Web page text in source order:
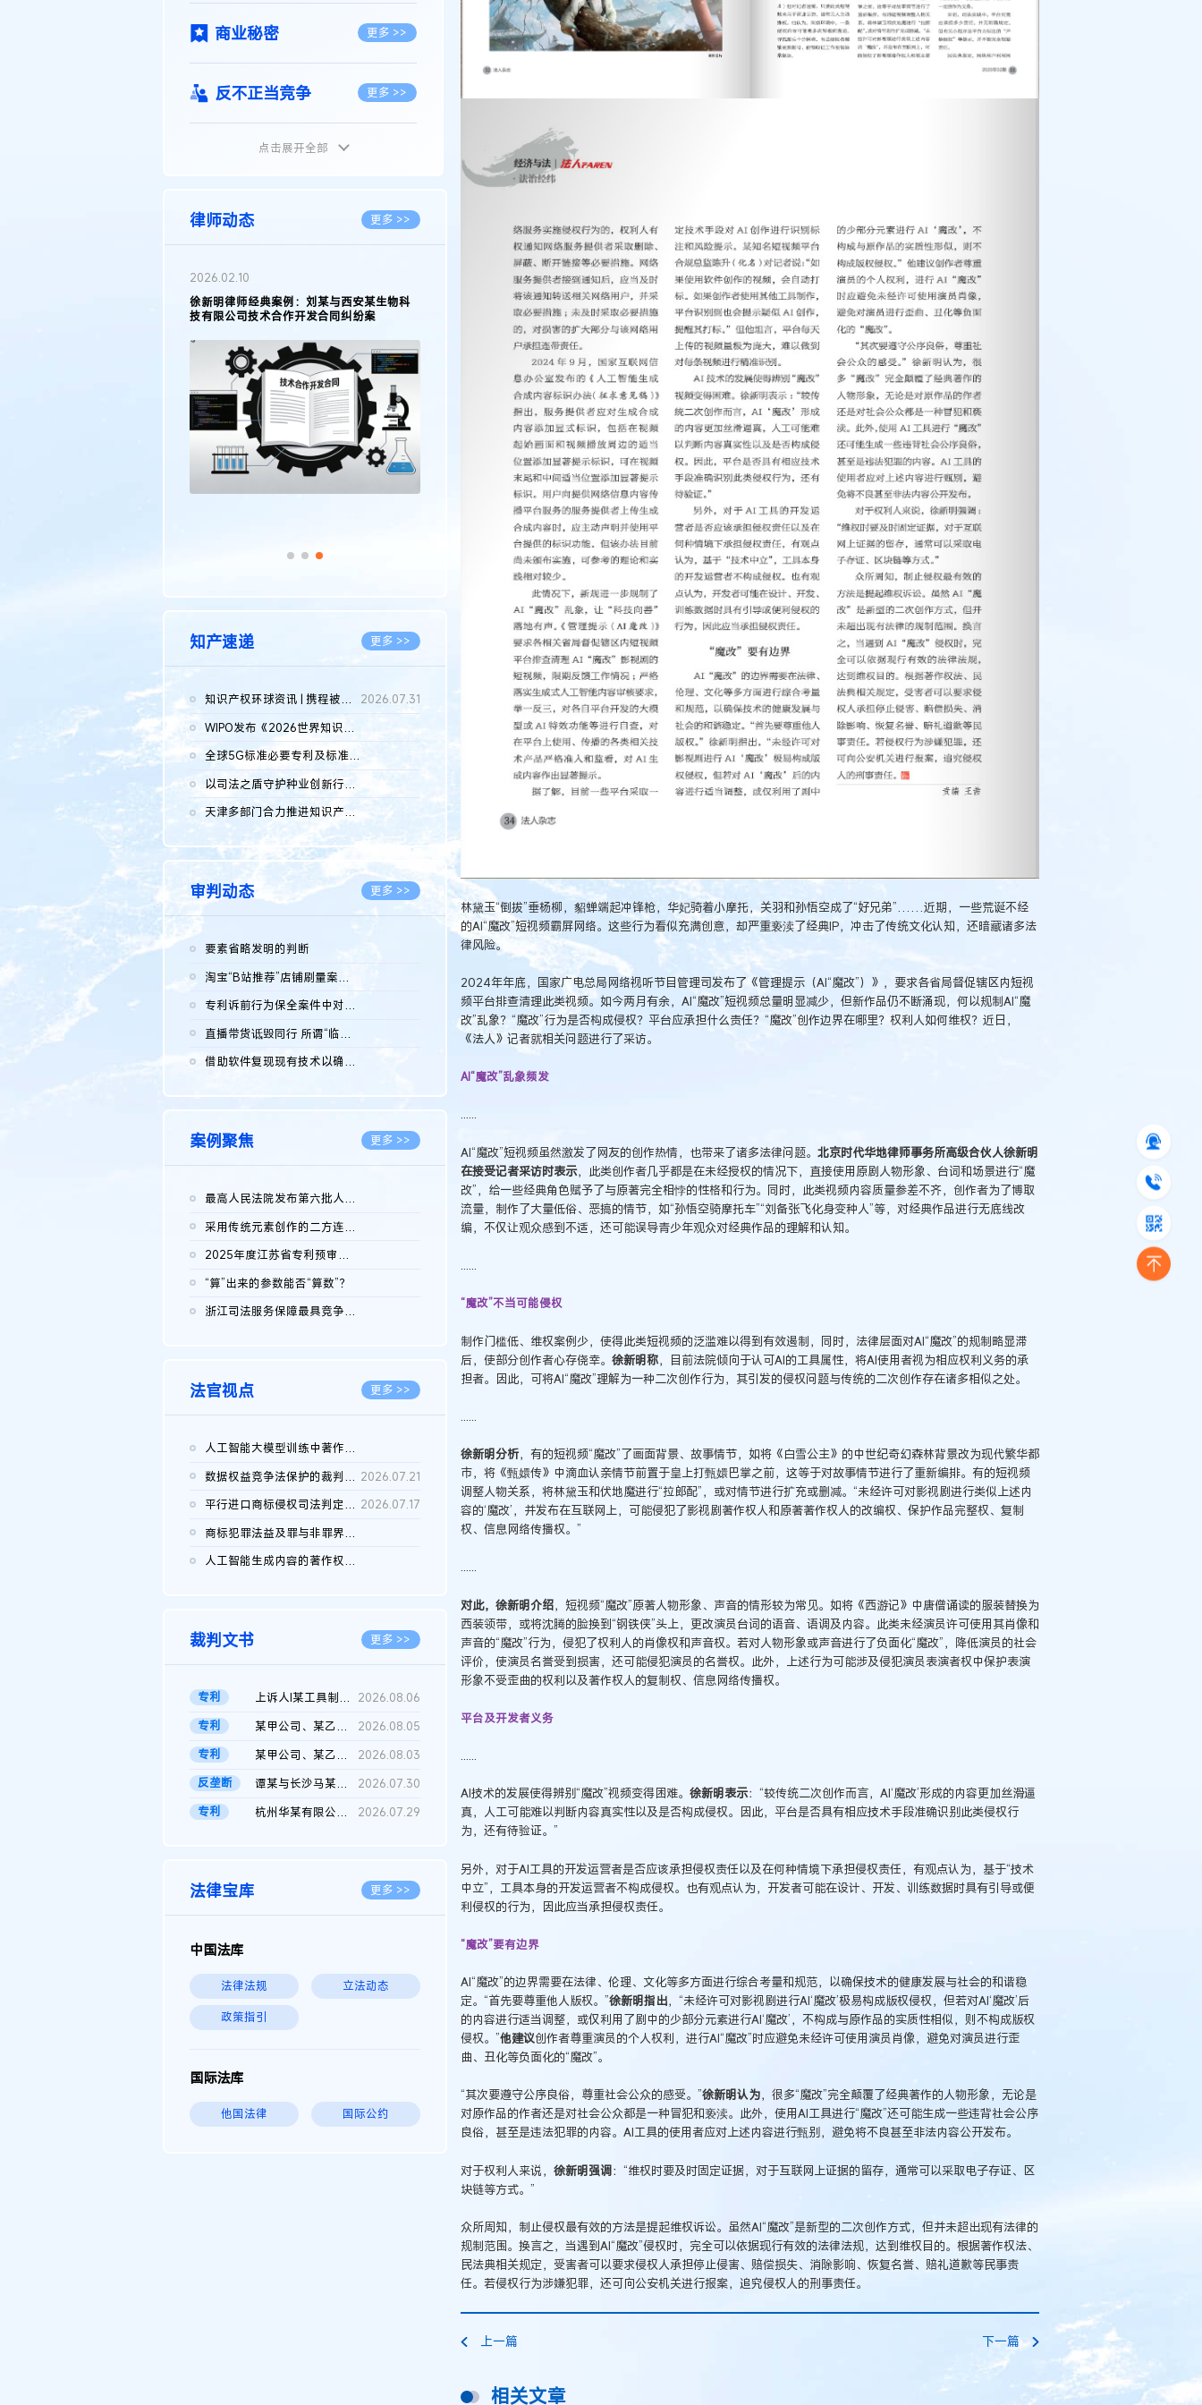
商业秘密 更多 >>
反不正当竞争 更多 >>
植物新品种
地理标志 更多 >>
集成电路布图设计
传统文化 更多 >>
点击展开全部
律师动态 更多 >>
2026.05.11
徐新明律师接受《天津日报》采访：解读
2025年度天津市专利行政保护案例
著名知识产权律师徐新明接受《中国经营
报》采访：技术革新下知识产权保护面临新
2026.02.10
徐新明律师经典案例：刘某与西安某生物科
技有限公司技术合作开发合同纠纷案
知产速递 更多 >>
知识产权环球资讯 | 携程被市监总局罚51.79亿；瑞幸泰国商标案上...
2026.07.31
WIPO发布《2026世界知识产权报告》 含报告全文
全球5G标准必要专利及标准提案研究报告（2026年）全文发布
以司法之盾守护种业创新行稳致远
2026.08.05
天津多部门合力推进知识产权保护工作
2026.08.05
审判动态 更多 >>
要素省略发明的判断
淘宝“B站推荐”店铺刷量案维持原判，两被告连带赔偿150万元
专利诉前行为保全案件中对仿制药申请人曾作出三类声明的考量及违...
直播带货诋毁同行 所谓“临场发挥”不免责
借助软件复现现有技术以确认相关参数特征是否被公开
案例聚焦 更多 >>
最高人民法院发布第六批人民法院种业知识产权司法保护典型案例 含...
采用传统元素创作的二方连续装饰图案作品的独创性及侵权对比认定
2025年度江苏省专利预审典型案例
“算”出来的参数能否“算数”？
浙江司法服务保障最具竞争力营商环境建设典型案例（第二批）含侵...
法官视点 更多 >>
人工智能大模型训练中著作权的合理使用
2026.07.28
数据权益竞争法保护的裁判路径构建 2026.07.21
平行进口商标侵权司法判定规则的困境与纾解 2026.07.17
商标犯罪法益及罪与非罪界限研究
人工智能生成内容的著作权司法认定：演进逻辑、现实困境与规则建...
裁判文书 更多 >>
专利 上诉人I某工具制品有限公司与被上诉人程某及一审被告中华人民共和...
2026.08.06
专利
某甲公司、某乙公司、某丙公司申请诉前行为保全复议裁定书
2026.08.05
专利
某甲公司、某乙公司、官某与某丙公司专利申请权权属纠纷 二审判决...
2026.08.03
反垄断
谭某与长沙马某堆农产品股份有限公司滥用市场支配地位纠纷二审裁...
2026.07.30
专利
杭州华某有限公司与菲某有限公司侵害发明专利权纠纷 2026.07.29
法律宝库 更多 >>
中国法库
法律法规 立法动态
政策指引
国际法库
他国法律 国际公约
林黛玉“倒拔”垂杨柳，貂蝉端起冲锋枪，华妃骑着小摩托，关羽和孙悟空成了“好兄弟”……近期，一些荒诞不经
的AI“魔改”短视频霸屏网络。这些行为看似充满创意，却严重亵渎了经典IP，冲击了传统文化认知，还暗藏诸多法
律风险。
2024年年底，国家广电总局网络视听节目管理司发布了《管理提示（AI“魔改”）》，要求各省局督促辖区内短视
频平台排查清理此类视频。如今两月有余，AI“魔改”短视频总量明显减少，但新作品仍不断涌现，何以规制AI“魔
改”乱象？“魔改”行为是否构成侵权？平台应承担什么责任？“魔改”创作边界在哪里？权利人如何维权？近日，
《法人》记者就相关问题进行了采访。
AI“魔改”乱象频发
......
AI“魔改”短视频虽然激发了网友的创作热情，也带来了诸多法律问题。 北京时代华地律师事务所高级合伙人徐新明
在接受记者采访时表示，此类创作者几乎都是在未经授权的情况下，直接使用原剧人物形象、台词和场景进行“魔
改”，给一些经典角色赋予了与原著完全相悖的性格和行为。同时，此类视频内容质量参差不齐，创作者为了博取
流量，制作了大量低俗、恶搞的情节，如“孙悟空骑摩托车”“刘备张飞化身变种人”等，对经典作品进行无底线改
编，不仅让观众感到不适，还可能误导青少年观众对经典作品的理解和认知。
......
“魔改”不当可能侵权
制作门槛低、维权案例少，使得此类短视频的泛滥难以得到有效遏制，同时，法律层面对AI“魔改”的规制略显滞
后，使部分创作者心存侥幸。 徐新明称，目前法院倾向于认可AI的工具属性，将AI使用者视为相应权利义务的承
担者。因此，可将AI“魔改”理解为一种二次创作行为，其引发的侵权问题与传统的二次创作存在诸多相似之处。
......
徐新明分析，有的短视频“魔改”了画面背景、故事情节，如将《白雪公主》的中世纪奇幻森林背景改为现代繁华都
市，将《甄嬛传》中滴血认亲情节前置于皇上打甄嬛巴掌之前，这等于对故事情节进行了重新编排。有的短视频
调整人物关系，将林黛玉和伏地魔进行“拉郎配”，或对情节进行扩充或删减。“未经许可对影视剧进行类似上述内
容的‘魔改’，并发布在互联网上，可能侵犯了影视剧著作权人和原著著作权人的改编权、保护作品完整权、复制
权、信息网络传播权。”
......
对此，徐新明介绍，短视频“魔改”原著人物形象、声音的情形较为常见。如将《西游记》中唐僧诵读的服装替换为
西装领带，或将沈腾的脸换到“钢铁侠”头上，更改演员台词的语音、语调及内容。此类未经演员许可使用其肖像和
声音的“魔改”行为，侵犯了权利人的肖像权和声音权。若对人物形象或声音进行了负面化“魔改”，降低演员的社会
评价，使演员名誉受到损害，还可能侵犯演员的名誉权。此外，上述行为可能涉及侵犯演员表演者权中保护表演
形象不受歪曲的权利以及著作权人的复制权、信息网络传播权。
平台及开发者义务
......
AI技术的发展使得辨别“魔改”视频变得困难。 徐新明表示：“较传统二次创作而言，AI‘魔改’形成的内容更加丝滑逼
真，人工可能难以判断内容真实性以及是否构成侵权。因此，平台是否具有相应技术手段准确识别此类侵权行
为，还有待验证。”
另外，对于AI工具的开发运营者是否应该承担侵权责任以及在何种情境下承担侵权责任，有观点认为，基于“技术
中立”，工具本身的开发运营者不构成侵权。也有观点认为，开发者可能在设计、开发、训练数据时具有引导或便
利侵权的行为，因此应当承担侵权责任。
“魔改”要有边界
AI“魔改”的边界需要在法律、伦理、文化等多方面进行综合考量和规范，以确保技术的健康发展与社会的和谐稳
定。“首先要尊重他人版权。”徐新明指出，“未经许可对影视剧进行AI‘魔改’极易构成版权侵权，但若对AI‘魔改’后
的内容进行适当调整，或仅利用了剧中的少部分元素进行AI‘魔改’，不构成与原作品的实质性相似，则不构成版权
侵权。”他建议创作者尊重演员的个人权利，进行AI“魔改”时应避免未经许可使用演员肖像，避免对演员进行歪
曲、丑化等负面化的“魔改”。
“其次要遵守公序良俗，尊重社会公众的感受。”徐新明认为，很多“魔改”完全颠覆了经典著作的人物形象，无论是
对原作品的作者还是对社会公众都是一种冒犯和亵渎。此外，使用AI工具进行“魔改”还可能生成一些违背社会公序
良俗，甚至是违法犯罪的内容。AI工具的使用者应对上述内容进行甄别，避免将不良甚至非法内容公开发布。
对于权利人来说， 徐新明强调：“维权时要及时固定证据，对于互联网上证据的留存，通常可以采取电子存证、区
块链等方式。”
众所周知，制止侵权最有效的方法是提起维权诉讼。虽然AI“魔改”是新型的二次创作方式，但并未超出现有法律的
规制范围。换言之，当遇到AI“魔改”侵权时，完全可以依据现行有效的法律法规，达到维权目的。根据著作权法、
民法典相关规定，受害者可以要求侵权人承担停止侵害、赔偿损失、消除影响、恢复名誉、赔礼道歉等民事责
任。若侵权行为涉嫌犯罪，还可向公安机关进行报案，追究侵权人的刑事责任。
上一篇 下一篇
相关文章